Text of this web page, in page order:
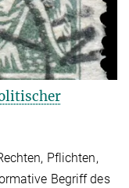
Pflichten,
Begriff des